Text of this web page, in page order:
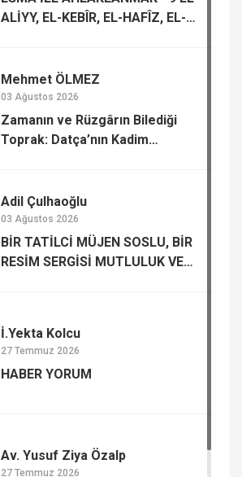
ALİYY, EL-KEBÎR, EL-HAFÎZ, EL-
Mehmet ÖLMEZ
03 Ağustos 2026
Zamanın ve Rüzgârın Bilediği
Toprak: Datça’nın Kadim
Adil Çulhaoğlu
03 Ağustos 2026
BİR TATİLCİ MÜJEN SOSLU, BİR
RESİM SERGİSİ MUTLULUK VE
İ.Yekta Kolcu
27 Temmuz 2026
HABER YORUM
Av. Yusuf Ziya Özalp
27 Temmuz 2026